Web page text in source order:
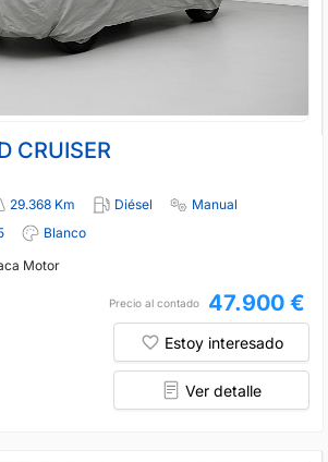
CRUISER
29.368 Km Diésel
Manual
Blanco
Motor
Precio al contado 47.900 €
Estoy interesado
Ver detalle